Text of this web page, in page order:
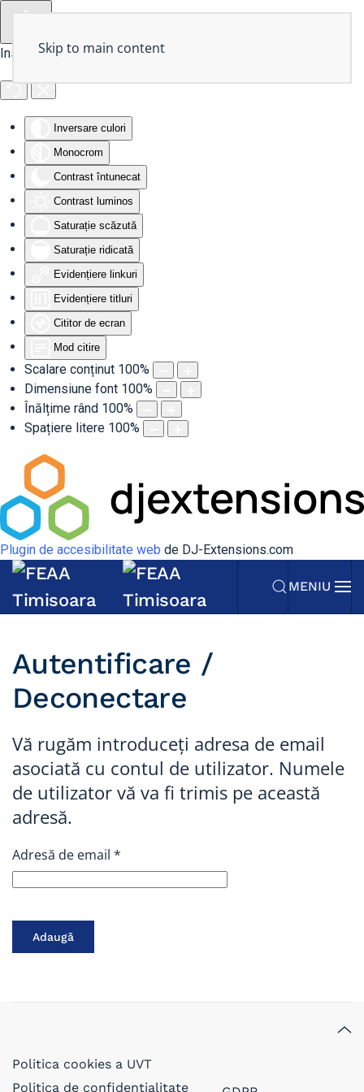
Instrumente de accesibilitate
Inversare culori
Monocrom
Contrast întunecat
Contrast luminos
Saturație scăzută
Saturație ridicată
Evidențiere linkuri
Evidențiere titluri
Cititor de ecran
Mod citire
Scalare conținut 100%
Dimensiune font 100%
Înălțime rând 100%
Spațiere litere 100%
Plugin de accesibilitate web de DJ-Extensions.com
Skip to main content
MENIU
Autentificare /
Deconectare
Vă rugăm introduceți adresa de email
asociată cu contul de utilizator. Numele
de utilizator vă va fi trimis pe această
adresă.
Adresă de email *
Adaugă
Politica cookies a UVT
Politica de confidențialitate